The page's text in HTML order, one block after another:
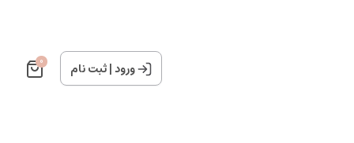
ورود|ثبت نام 0